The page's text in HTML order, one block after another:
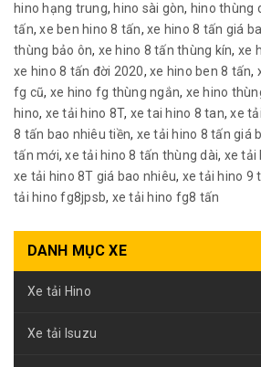
hino hạng trung, hino sài gòn, hino thùng
tấn,xe ben hino 8 tấn, xe hino 8 tấn giá
thùng bảo ôn, xe hino 8 tấn thùng kín, xe
xe hino 8 tấn đời 2020, xe hino ben 8 tấn,
fg cũ, xe hino fg thùng ngắn, xe hino
hino, xe tải hino 8T, xe tai hino 8 tan,xe
8 tấn bao nhiêu tiền, xe tải hino 8 tấn giá
tấn mới,xe tải hino 8 tấn thùng dài, xe tải
xe tải hino 8T giá bao nhiêu, xe tải hino 9
tải hino fg8jpsb, xe tải hino fg8 tấn
DANH MỤC XE
Xe tải Hino
Xe tải Isuzu